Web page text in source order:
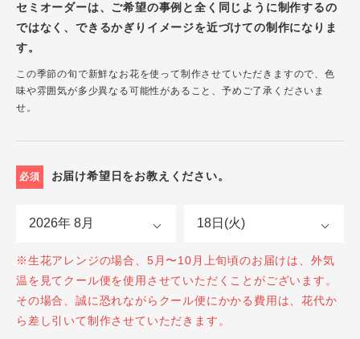
セミオーダーは、ご希望の事例と全く同じように制作するの
ではなく、できるかぎりイメージを近づけての制作になりま
す。
この季節の旬で新鮮なお花を使って制作させていただきますので、色
味や雰囲気が多少異なる可能性があること、予めご了承くださいま
せ。
必須 お届け希望日をお教えください。
※生花アレンジの場合、5月〜10月上旬頃のお届けは、外気
温を見てクール便を使用させていただくことがございます。
その場合、誠に恐れながらクール便にかかる費用は、花代か
ら差し引いて制作させていただきます。